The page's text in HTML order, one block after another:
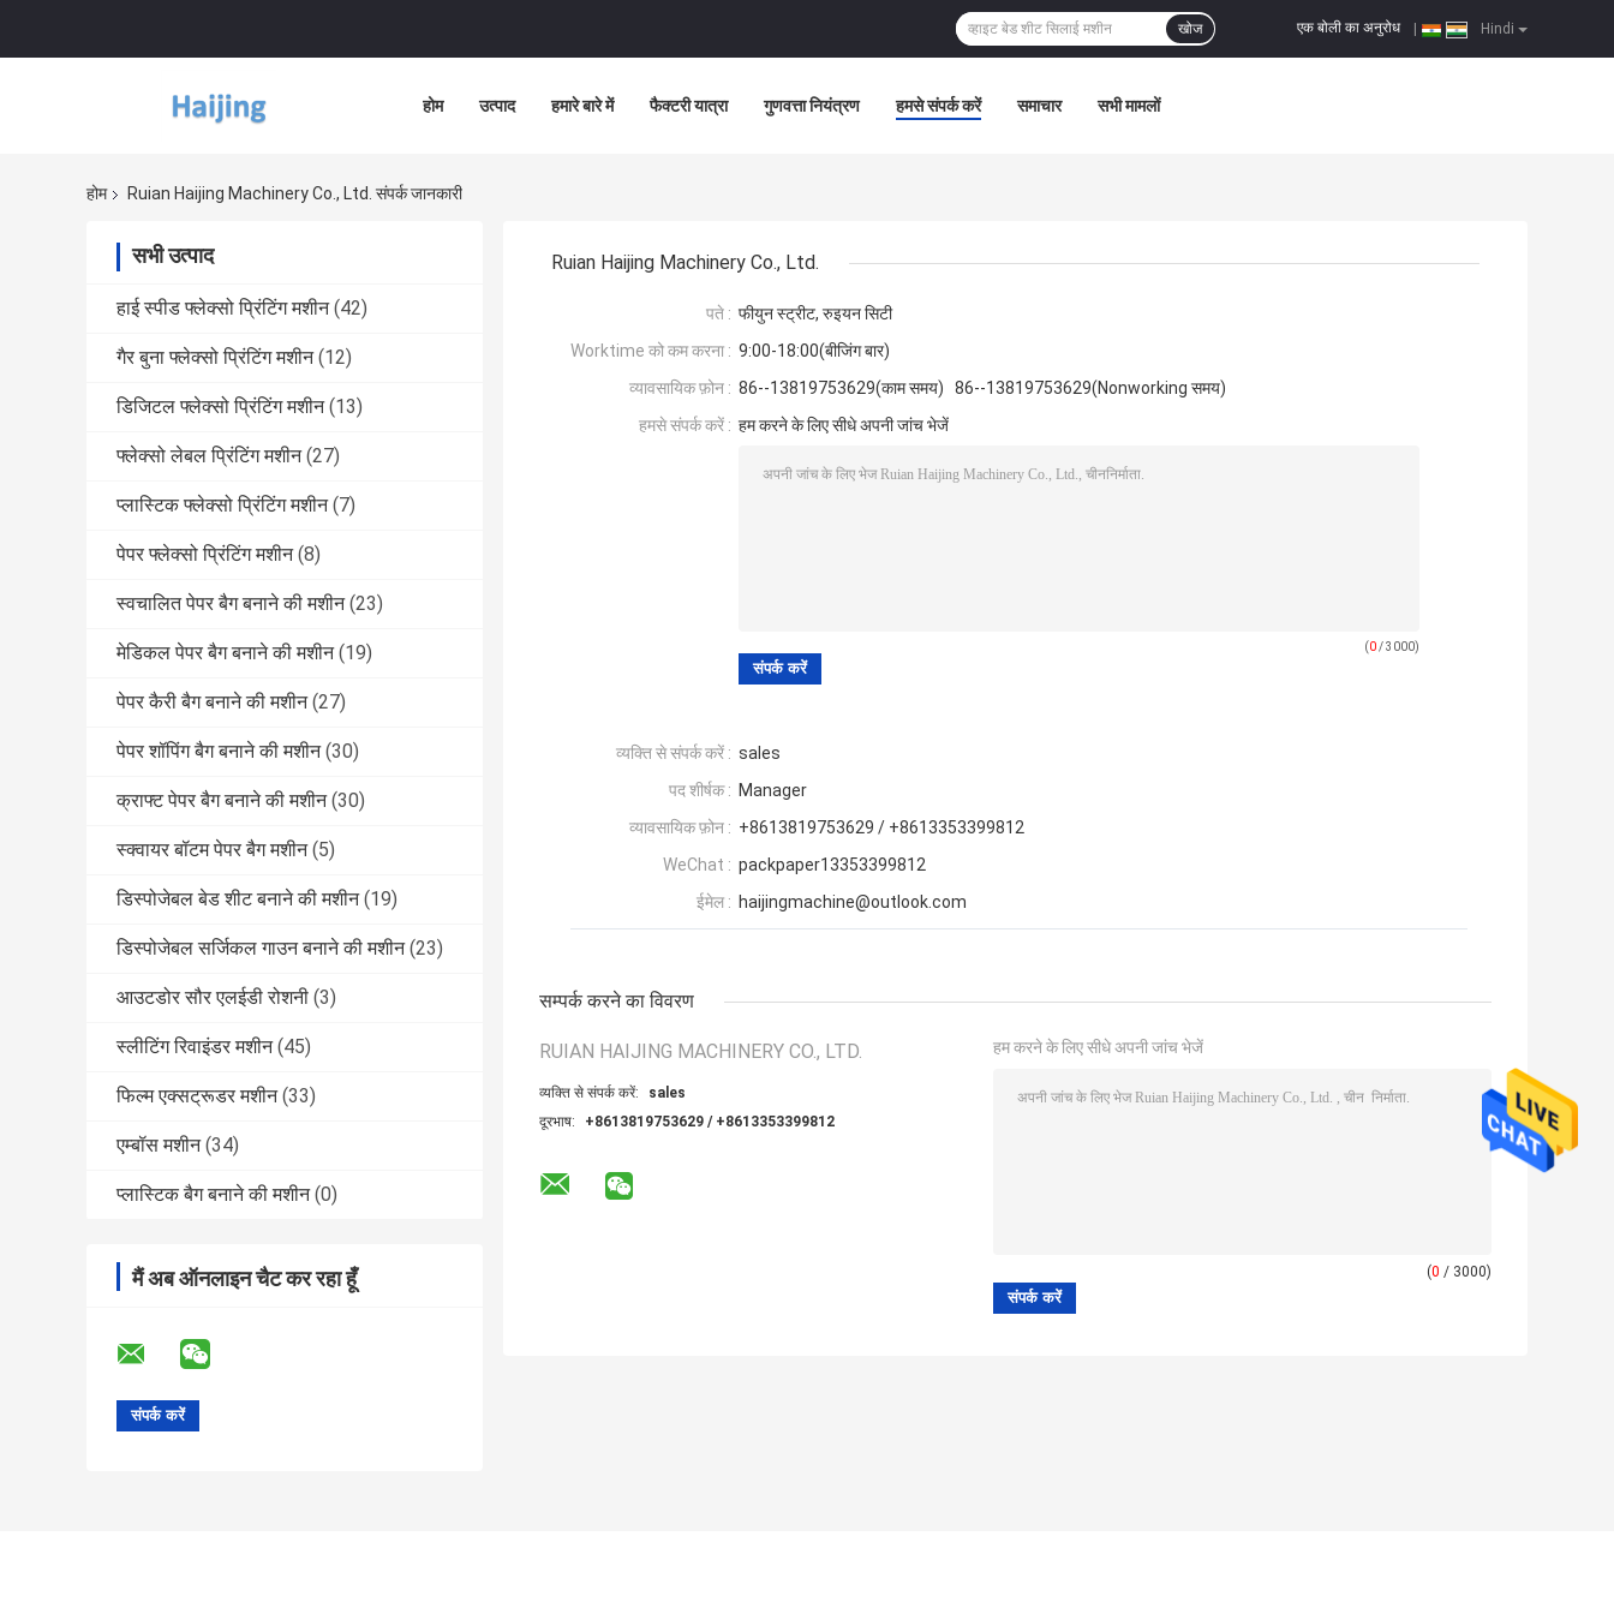
Hindi
एक बोली का अनुरोध
खोज
होम उत्पाद हमारे बारे में फैक्टरी यात्रा गुणवत्ता नियंत्रण हमसे संपर्क करें समाचार सभी मामलों
होम Ruian Haijing Machinery Co., Ltd. संपर्क जानकारी
सभी उत्पाद
हाई स्पीड फ्लेक्सो प्रिंटिंग मशीन (42)
गैर बुना फ्लेक्सो प्रिंटिंग मशीन (12)
डिजिटल फ्लेक्सो प्रिंटिंग मशीन (13)
फ्लेक्सो लेबल प्रिंटिंग मशीन (27)
प्लास्टिक फ्लेक्सो प्रिंटिंग मशीन (7)
पेपर फ्लेक्सो प्रिंटिंग मशीन (8)
स्वचालित पेपर बैग बनाने की मशीन (23)
मेडिकल पेपर बैग बनाने की मशीन (19)
पेपर कैरी बैग बनाने की मशीन (27)
पेपर शॉपिंग बैग बनाने की मशीन (30)
क्राफ्ट पेपर बैग बनाने की मशीन (30)
स्क्वायर बॉटम पेपर बैग मशीन (5)
डिस्पोजेबल बेड शीट बनाने की मशीन (19)
डिस्पोजेबल सर्जिकल गाउन बनाने की मशीन (23)
आउटडोर सौर एलईडी रोशनी (3)
स्लीटिंग रिवाइंडर मशीन (45)
फिल्म एक्सट्रूडर मशीन (33)
एम्बॉस मशीन (34)
प्लास्टिक बैग बनाने की मशीन (0)
मैं अब ऑनलाइन चैट कर रहा हूँ
Ruian Haijing Machinery Co., Ltd.
पते : फीयुन स्ट्रीट, रुइयन सिटी
Worktime को कम करना : 9:00-18:00(बीजिंग बार)
व्यावसायिक फ़ोन : 86--13819753629(काम समय) 86--13819753629(Nonworking समय)
हमसे संपर्क करें : हम करने के लिए सीधे अपनी जांच भेजें
(0/ 3000)
व्यक्ति से संपर्क करें : sales
पद शीर्षक : Manager
व्यावसायिक फ़ोन : +8613819753629 / +8613353399812
WeChat : packpaper13353399812
ईमेल : haijingmachine@outlook.com
सम्पर्क करने का विवरण
RUIAN HAIJING MACHINERY CO., LTD.
व्यक्ति से संपर्क करें:
sales
दूरभाष:
+8613819753629 / +8613353399812
हम करने के लिए सीधे अपनी जांच भेजें
(0 / 3000)